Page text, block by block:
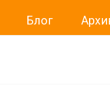
Блог